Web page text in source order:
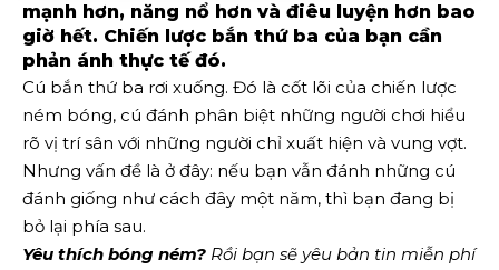
mạnh hơn, năng nổ hơn và điêu luyện hơn bao
giờ hết. Chiến lược bắn thứ ba của bạn cần
phản ánh thực tế đó.
Cú bắn thứ ba rơi xuống. Đó là cốt lõi của chiến lược
ném bóng, cú đánh phân biệt những người chơi hiểu
rõ vị trí sân với những người chỉ xuất hiện và vung vợt.
Nhưng vấn đề là ở đây: nếu bạn vẫn đánh những cú
đánh giống như cách đây một năm, thì bạn đang bị
bỏ lại phía sau.
Yêu thích bóng ném? Rồi bạn sẽ yêu bản tin miễn phí